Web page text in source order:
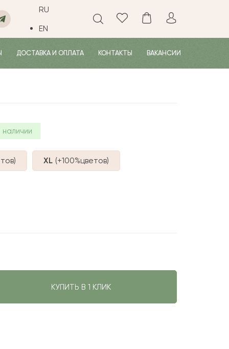
RU
EN
ДОСТАВКА И ОПЛАТА КОНТАКТЫ ВАКАНСИИ
наличии
) XL (+100%цветов)
КУПИТЬ В 1 КЛИК